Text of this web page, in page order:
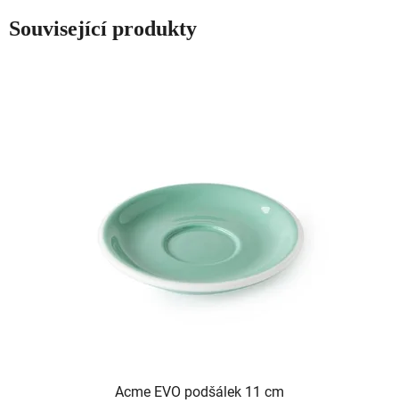
Související produkty
Acme EVO podšálek 11 cm